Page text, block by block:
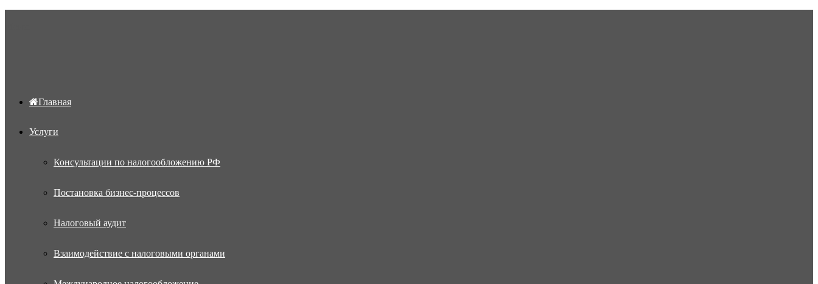
Главная
Услуги
Консультации по налогообложению РФ
Постановка бизнес-процессов
Налоговый аудит
Взаимодействие с налоговыми органами